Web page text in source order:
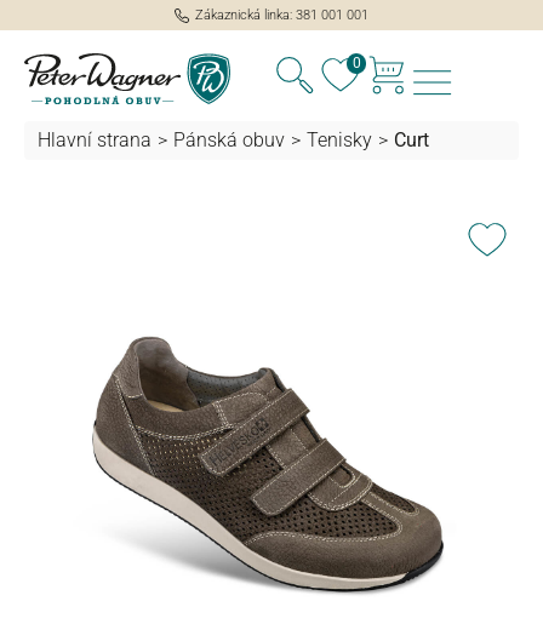
obsah
Zákaznická linka: 381 001 001
0
Hlavní strana > Pánská obuv > Tenisky > Curt